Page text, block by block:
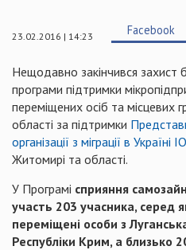
23.02.2016 | 14:23 Facebook
Нещодавно закінчився захист
програми підтримки
переміщених осіб та місцевих
області за підтримки
організації з міграції в Україні
Житомирі та області.
У Програмі сприяння
участь 203 учасника, серед
переміщені особи з
Республіки Крим, а близько